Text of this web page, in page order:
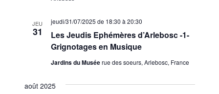
g
t
i
v
n
m
JEU
31
Les Jeudis Ephémères d’Arlebosc -1-
Grignotages en Musique
jeudi/31/07/2025 de 18:30 à 20:30
Jardins du Muséerue des soeurs, Arlebosc, France
août 2025